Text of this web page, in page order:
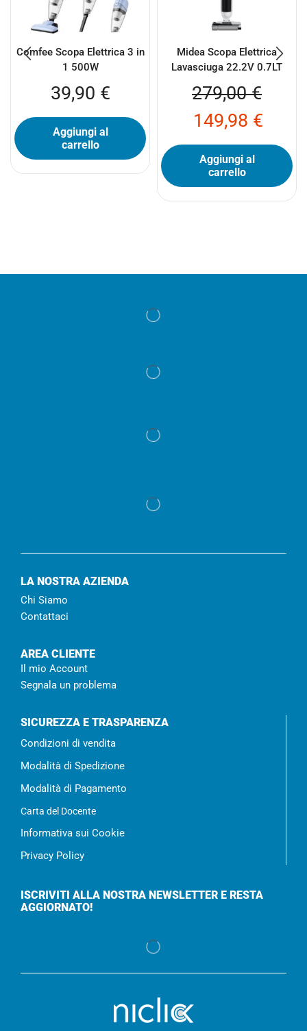
Comfee Scopa Elettrica 3 in
1 500W
39,90 €
Aggiungi al
carrello
Midea Scopa Elettrica
Lavasciuga 22.2V 0.7LT
279,00€
149,98 €
Aggiungi al
carrello
LA NOSTRA AZIENDA
Chi Siamo
Contattaci
AREA CLIENTE
Il mio Account
Segnala un problema
SICUREZZA E TRASPARENZA
Condizioni di vendita
Modalità di Spedizione
Modalità di Pagamento
Carta del Docente
Informativa sui Cookie
Privacy Policy
ISCRIVITI ALLA NOSTRA NEWSLETTER E RESTA
AGGIORNATO!